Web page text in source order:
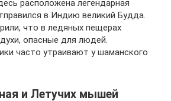
расположена легендарная
в Индию великий Будда.
что в ледяных пещерах
опасные для людей.
часто утраивают у шаманского
и Летучих мышей